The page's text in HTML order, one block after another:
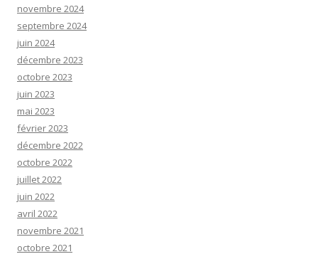
novembre 2024
septembre 2024
juin 2024
décembre 2023
octobre 2023
juin 2023
mai 2023
février 2023
décembre 2022
octobre 2022
juillet 2022
juin 2022
avril 2022
novembre 2021
octobre 2021